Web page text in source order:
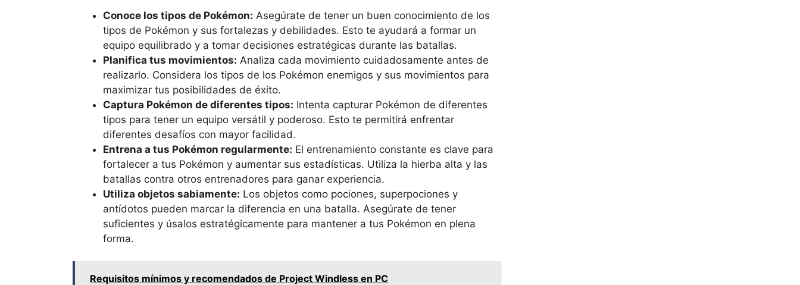
Conoce los tipos de Pokémon: Asegúrate de tener un buen conocimiento de los
tipos de Pokémon y sus fortalezas y debilidades. Esto te ayudará a formar un
equipo equilibrado y a tomar decisiones estratégicas durante las batallas.
Planifica tus movimientos: Analiza cada movimiento cuidadosamente antes de
realizarlo. Considera los tipos de los Pokémon enemigos y sus movimientos para
maximizar tus posibilidades de éxito.
Captura Pokémon de diferentes tipos: Intenta capturar Pokémon de diferentes
tipos para tener un equipo versátil y poderoso. Esto te permitirá enfrentar
diferentes desafíos con mayor facilidad.
Entrena a tus Pokémon regularmente: El entrenamiento constante es clave para
fortalecer a tus Pokémon y aumentar sus estadísticas. Utiliza la hierba alta y las
batallas contra otros entrenadores para ganar experiencia.
Utiliza objetos sabiamente: Los objetos como pociones, superpociones y
antídotos pueden marcar la diferencia en una batalla. Asegúrate de tener
suficientes y úsalos estratégicamente para mantener a tus Pokémon en plena
forma.
Requisitos mínimos y recomendados de Project Windless en PC